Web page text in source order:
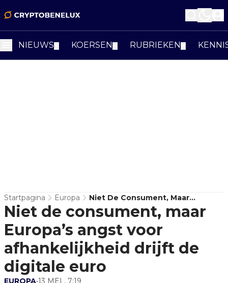
NIEUWS KOERSEN RUBRIEKEN
Startpagina Europa
Niet De Consument, Maar
Europa’s Angst Voor
Afhankelijkheid Drijft De Digitale
Euro
Niet de consument, maar
Europa’s angst voor
afhankelijkheid drijft de
digitale euro
EUROPA•13 MEI , 7:19